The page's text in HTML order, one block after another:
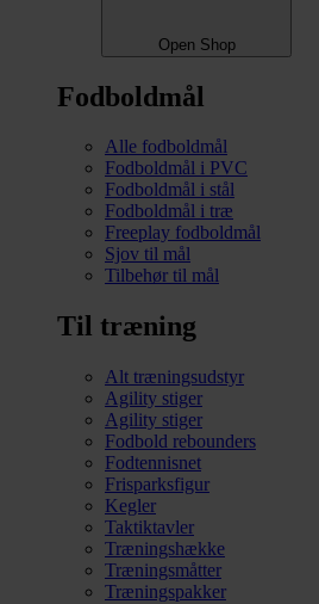
Open Shop
Fodboldmål
Alle fodboldmål
Fodboldmål i PVC
Fodboldmål i stål
Fodboldmål i træ
Freeplay fodboldmål
Sjov til mål
Tilbehør til mål
Til træning
Alt træningsudstyr
Agility stiger
Agility stiger
Fodbold rebounders
Fodtennisnet
Frisparksfigur
Kegler
Taktiktavler
Træningshække
Træningsmåtter
Træningspakker